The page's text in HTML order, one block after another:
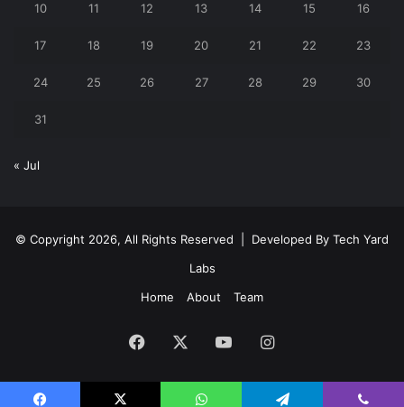
10 11 12 13 14 15 16
17 18 19 20 21 22 23
24 25 26 27 28 29 30
31
« Jul
© Copyright 2026, All Rights Reserved | Developed By Tech Yard
Labs
Home
About Team
Facebook YouTubeInstagram